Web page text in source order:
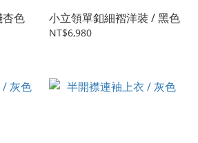
色 小立領單釦細褶洋裝 / 黑色
NT$6,980